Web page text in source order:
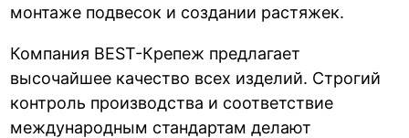
монтаже подвесок и создании растяжек.
Компания BEST-Крепеж предлагает
высочайшее качество всех изделий. Строгий
контроль производства и соответствие
международным стандартам делают